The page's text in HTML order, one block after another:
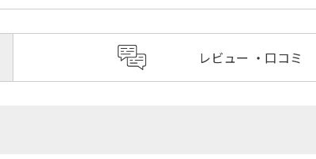
レビュー ・口コミ